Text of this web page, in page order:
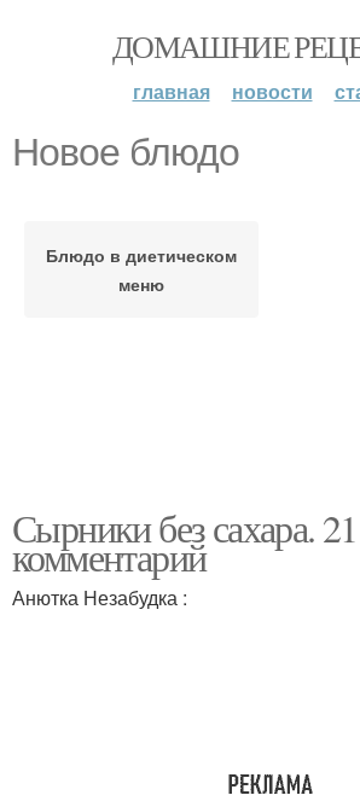
ДОМАШНИЕ
главная новости
Новое блюдо
Блюдо в диетическом
меню
Сырники без сахара. 21
комментарий
Анютка Незабудка :